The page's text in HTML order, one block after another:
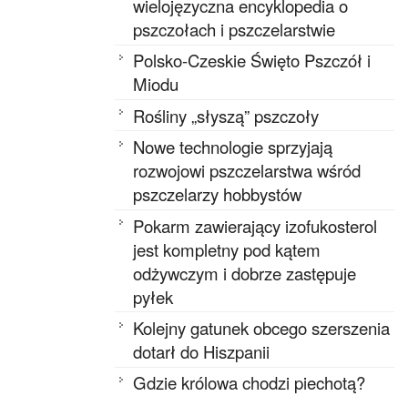
wielojęzyczna encyklopedia o
pszczołach i pszczelarstwie
Polsko-Czeskie Święto Pszczół i
Miodu
Rośliny „słyszą” pszczoły
Nowe technologie sprzyjają
rozwojowi pszczelarstwa wśród
pszczelarzy hobbystów
Pokarm zawierający izofukosterol
jest kompletny pod kątem
odżywczym i dobrze zastępuje
pyłek
Kolejny gatunek obcego szerszenia
dotarł do Hiszpanii
Gdzie królowa chodzi piechotą?